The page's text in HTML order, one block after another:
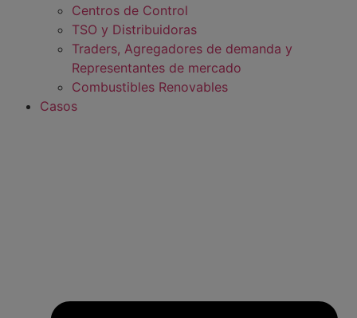
Centros de Control
TSO y Distribuidoras
Traders, Agregadores de demanda y
Representantes de mercado
Combustibles Renovables
Casos